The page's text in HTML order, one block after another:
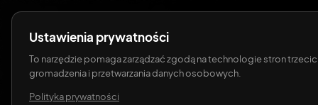
Ustawienia prywatności
To narzędzie pomaga zarządzać zgodą na technologie stron
gromadzenia i przetwarzania danych osobowych.
Polityka prywatności